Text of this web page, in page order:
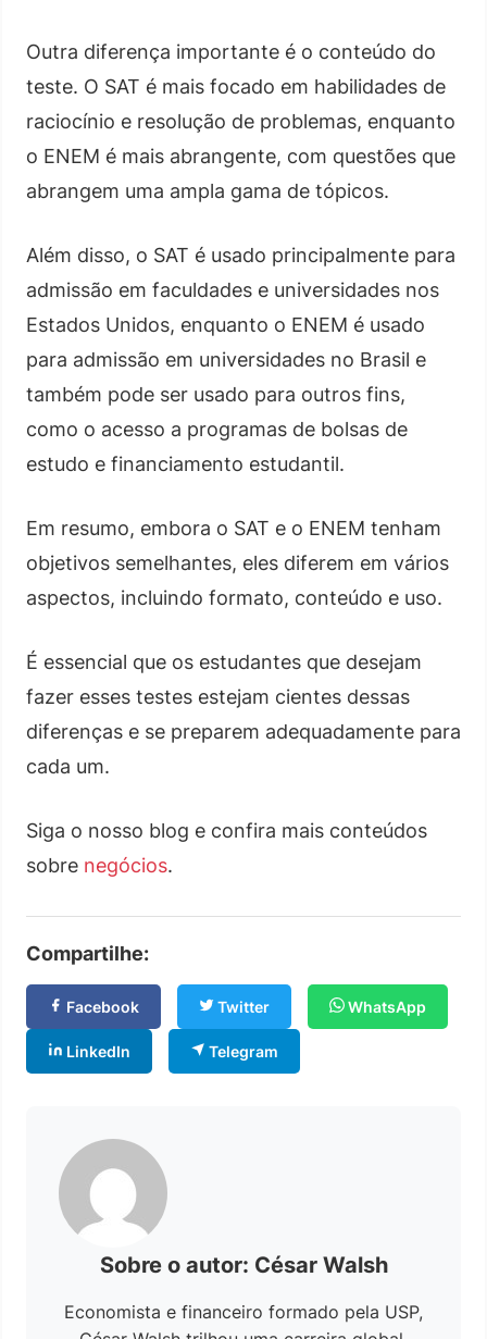
Outra diferença importante é o conteúdo do
teste. O SAT é mais focado em habilidades de
raciocínio e resolução de problemas, enquanto
o ENEM é mais abrangente, com questões que
abrangem uma ampla gama de tópicos.
Além disso, o SAT é usado principalmente para
admissão em faculdades e universidades nos
Estados Unidos, enquanto o ENEM é usado
para admissão em universidades no Brasil e
também pode ser usado para outros fins,
como o acesso a programas de bolsas de
estudo e financiamento estudantil.
Em resumo, embora o SAT e o ENEM tenham
objetivos semelhantes, eles diferem em vários
aspectos, incluindo formato, conteúdo e uso.
É essencial que os estudantes que desejam
fazer esses testes estejam cientes dessas
diferenças e se preparem adequadamente para
cada um.
Siga o nosso blog e confira mais conteúdos
sobre negócios.
Compartilhe:
Facebook Twitter WhatsApp
LinkedIn Telegram
Sobre o autor: César Walsh
Economista e financeiro formado pela USP,